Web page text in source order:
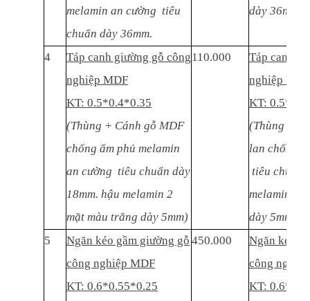
melamin an cường tiêu
chuẩn dày 36mm.
dày 36mm.
4
Táp canh giường gỗ công
nghiệp MDF
KT: 0.5*0.4*0.35
(Thùng + Cánh gỗ MDF
chống ẩm phủ melamin
an cường tiêu chuẩn dày
18mm. hậu melamin 2
mặt màu trắng dày 5mm)
110.000
Táp canh
nghiệp MDF
KT:
(Thùng +
lan chống
tiêu chuẩn
melamin 2
dày 5mm)
5
Ngăn kéo gầm giường gỗ
công nghiệp MDF
KT: 0.6*0.55*0.25
450.000
Ngăn kéo
công
KT: